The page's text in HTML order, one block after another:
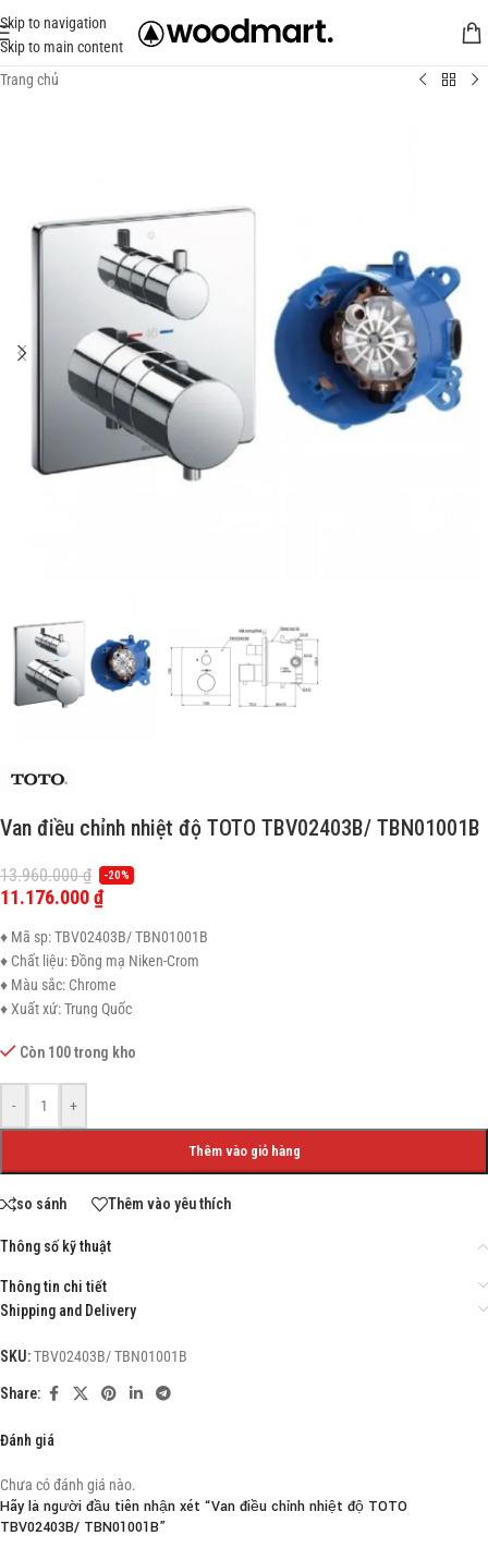
Skip to navigation
Skip to main content
Trang chủ
Van điều chỉnh nhiệt độ TOTO TBV02403B/ TBN01001B
13.960.000₫ -20%
11.176.000₫
♦ Mã sp: TBV02403B/ TBN01001B
♦ Chất liệu: Đồng mạ Niken-Crom
♦ Màu sắc: Chrome
♦ Xuất xứ: Trung Quốc
Còn 100 trong kho
- +
Thêm vào giỏ hàng
so sánh Thêm vào yêu thích
Thông số kỹ thuật
Thông tin chi tiết
Shipping and Delivery
SKU:TBV02403B/ TBN01001B
Share:
Đánh giá
Chưa có đánh giá nào.
Hãy là người đầu tiên nhận xét “Van điều chỉnh nhiệt độ TOTO
TBV02403B/ TBN01001B”